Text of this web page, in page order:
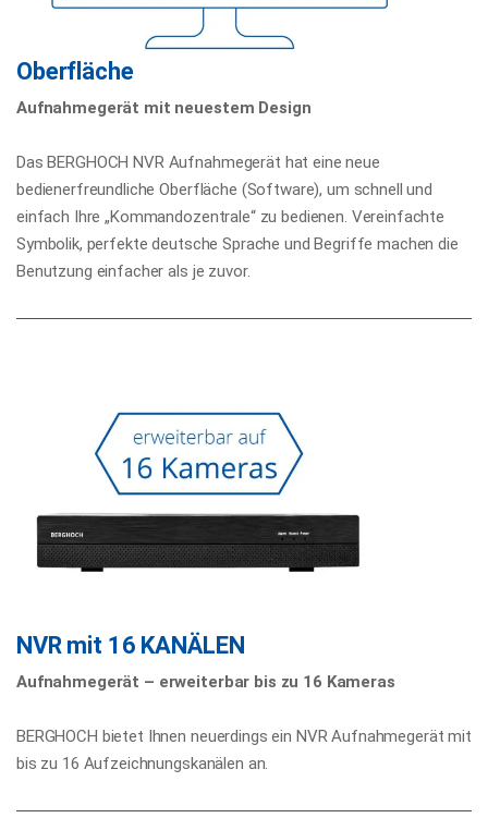
Oberfläche
Aufnahmegerät mit neuestem Design
Das BERGHOCH NVR Aufnahmegerät hat eine neue
bedienerfreundliche Oberfläche (Software), um schnell und
einfach Ihre „Kommandozentrale“ zu bedienen. Vereinfachte
Symbolik, perfekte deutsche Sprache und Begriffe machen die
Benutzung einfacher als je zuvor.
NVR mit 16 KANÄLEN
Aufnahmegerät – erweiterbar bis zu 16 Kameras
BERGHOCH bietet Ihnen neuerdings ein NVR Aufnahmegerät mit
bis zu 16 Aufzeichnungskanälen an.